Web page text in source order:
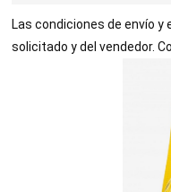
Las condiciones de envío
solicitado y del vendedor.